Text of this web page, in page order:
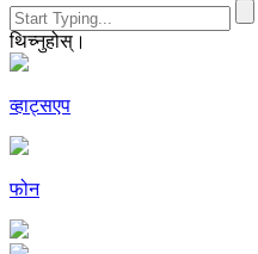
थिच्नुहोस्।
व्हाट्सएप
फोन